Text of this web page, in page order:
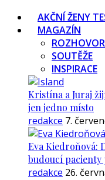
AKČNÍ ŽENY
MAGAZÍN
SOUTĚŽE
INSPIRACE
Kristína a Juraj
jen jedno místo
redakce 7.
Eva Kiedroňová:
budoucí
redakce 26.